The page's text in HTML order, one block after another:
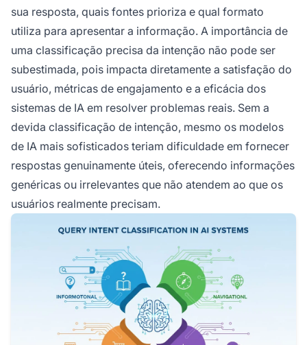
sua resposta, quais fontes prioriza e qual formato
utiliza para apresentar a informação. A importância de
uma classificação precisa da intenção não pode ser
subestimada, pois impacta diretamente a satisfação do
usuário, métricas de engajamento e a eficácia dos
sistemas de IA em resolver problemas reais. Sem a
devida classificação de intenção, mesmo os modelos
de IA mais sofisticados teriam dificuldade em fornecer
respostas genuinamente úteis, oferecendo informações
genéricas ou irrelevantes que não atendem ao que os
usuários realmente precisam.